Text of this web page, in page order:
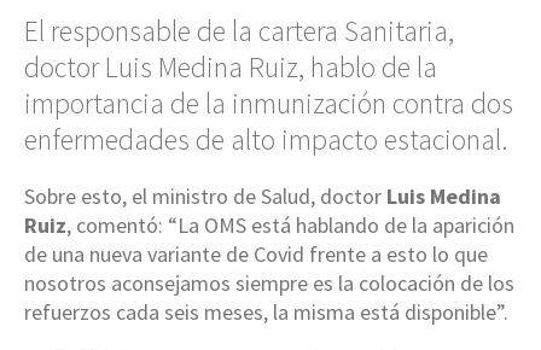
El responsable de la cartera Sanitaria,
doctor Luis Medina Ruiz, hablo de la
importancia de la inmunización contra dos
enfermedades de alto impacto estacional.
Sobre esto, el ministro de Salud, doctor Luis Medina
Ruiz, comentó: “La OMS está hablando de la aparición
de una nueva variante de Covid frente a esto lo que
nosotros aconsejamos siempre es la colocación de los
refuerzos cada seis meses, la misma está disponible”.